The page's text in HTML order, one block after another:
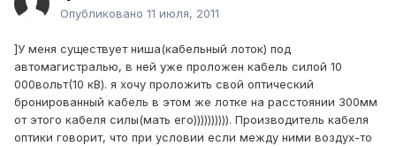
Опубликовано 11 июля, 2011
]У меня существует ниша(кабельный лоток) под
автомагистралью, в ней уже проложен кабель силой 10
000вольт(10 кВ). я хочу проложить свой оптический
бронированный кабель в этом же лотке на расстоянии 300мм
от этого кабеля силы(мать его)))))))))). Производитель кабеля
оптики говорит, что при условии если между ними воздух-то